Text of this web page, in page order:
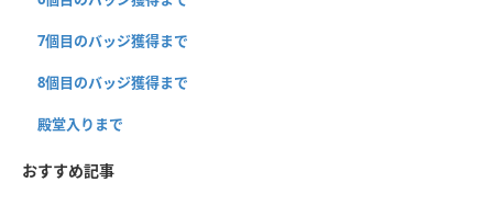
7個目のバッジ獲得まで
8個目のバッジ獲得まで
殿堂入りまで
おすすめ記事